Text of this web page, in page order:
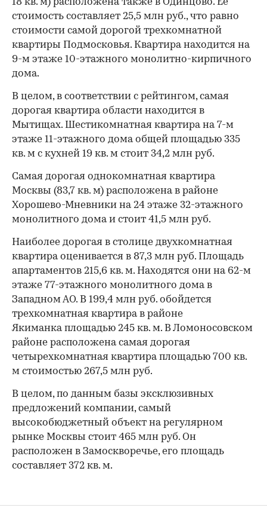
стоимость составляет 25,5 млн руб., что равно
стоимости самой дорогой трехкомнатной
квартиры Подмосковья. Квартира находится на
9-м этаже 10-этажного монолитно-кирпичного
дома.
В целом, в соответствии с рейтингом, самая
дорогая квартира области находится в
Мытищах. Шестикомнатная квартира на 7-м
этаже 11-этажного дома общей площадью 335
кв. м с кухней 19 кв. м стоит 34,2 млн руб.
Самая дорогая однокомнатная квартира
Москвы (83,7 кв. м) расположена в районе
Хорошево-Мневники на 24 этаже 32-этажного
монолитного дома и стоит 41,5 млн руб.
Наиболее дорогая в столице двухкомнатная
квартира оценивается в 87,3 млн руб. Площадь
апартаментов 215,6 кв. м. Находятся они на 62-м
этаже 77-этажного монолитного дома в
Западном АО. В 199,4 млн руб. обойдется
трехкомнатная квартира в районе
Якиманка площадью 245 кв. м. В Ломоносовском
районе расположена самая дорогая
четырехкомнатная квартира площадью 700 кв.
м стоимостью 267,5 млн руб.
В целом, по данным базы эксклюзивных
предложений компании, самый
высокобюджетный объект на регулярном
рынке Москвы стоит 465 млн руб. Он
расположен в Замоскворечье, его площадь
составляет 372 кв. м.